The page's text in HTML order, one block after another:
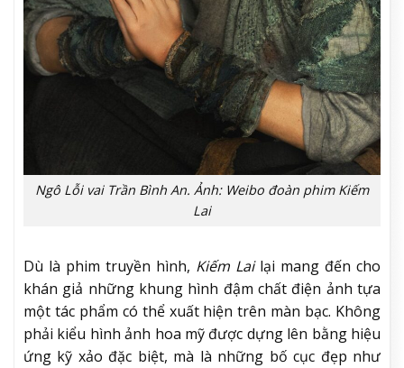
Ngô Lỗi vai Trần Bình An. Ảnh: Weibo đoàn phim Kiếm
Lai
Dù là phim truyền hình, Kiếm Lailại mang đến cho
khán giả những khung hình đậm chất điện ảnh tựa
một tác phẩm có thể xuất hiện trên màn bạc. Không
phải kiểu hình ảnh hoa mỹ được dựng lên bằng hiệu
ứng kỹ xảo đặc biệt, mà là những bố cục đẹp như